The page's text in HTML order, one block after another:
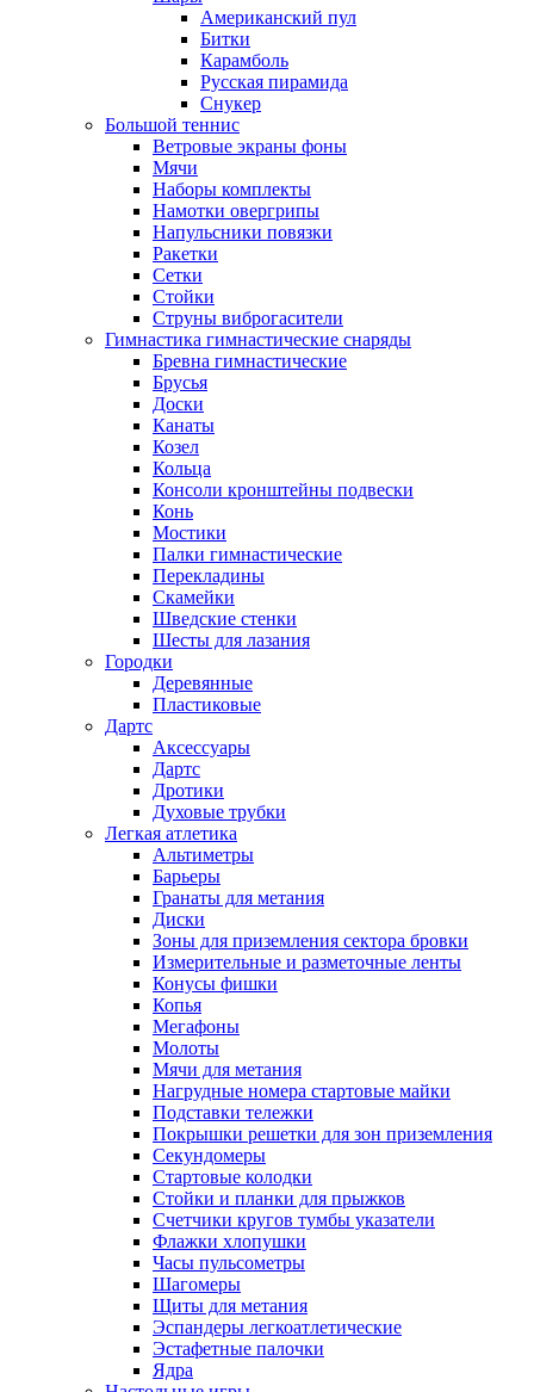
Американский пул
Битки
Карамболь
Русская пирамида
Снукер
Большой теннис
Ветровые экраны фоны
Мячи
Наборы комплекты
Намотки овергрипы
Напульсники повязки
Ракетки
Сетки
Стойки
Струны виброгасители
Гимнастика гимнастические снаряды
Бревна гимнастические
Брусья
Доски
Канаты
Козел
Кольца
Консоли кронштейны подвески
Конь
Мостики
Палки гимнастические
Перекладины
Скамейки
Шведские стенки
Шесты для лазания
Городки
Деревянные
Пластиковые
Дартс
Аксессуары
Дартс
Дротики
Духовые трубки
Легкая атлетика
Альтиметры
Барьеры
Гранаты для метания
Диски
Зоны для приземления сектора бровки
Измерительные и разметочные ленты
Конусы фишки
Копья
Мегафоны
Молоты
Мячи для метания
Нагрудные номера стартовые майки
Подставки тележки
Покрышки решетки для зон приземления
Секундомеры
Стартовые колодки
Стойки и планки для прыжков
Счетчики кругов тумбы указатели
Флажки хлопушки
Часы пульсометры
Шагомеры
Щиты для метания
Эспандеры легкоатлетические
Эстафетные палочки
Ядра